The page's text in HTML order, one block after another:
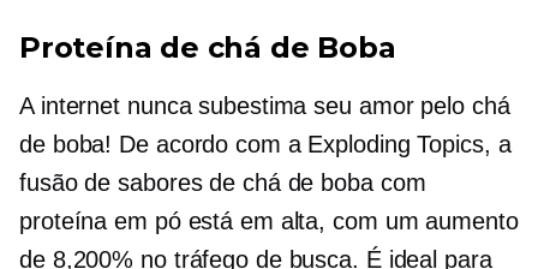
Proteína de chá de Boba
A internet nunca subestima seu amor pelo chá
de boba! De acordo com a Exploding Topics, a
fusão de sabores de chá de boba com
proteína em pó está em alta, com um aumento
de 8,200% no tráfego de busca. É ideal para